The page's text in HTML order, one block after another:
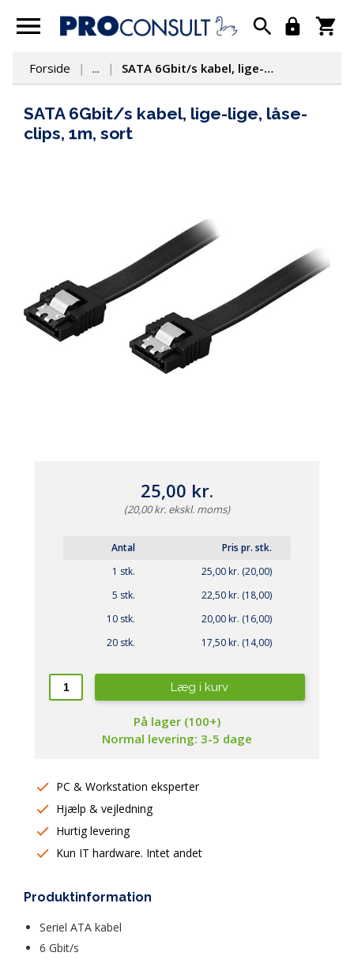
Forside ... SATA 6Gbit/s kabel, lige-lige, låse-clips, 1m, sort
SATA 6Gbit/s kabel, lige-lige, låse-
clips, 1m, sort
Produktinformation
Seriel ATA kabel
6 Gbit/s
25,00 kr.
(20,00 kr. ekskl. moms)
Antal
Pris pr. stk.
1 stk.
25,00 kr. (20,00)
5 stk.
22,50 kr. (18,00)
10 stk.
20,00 kr. (16,00)
20 stk.
17,50 kr. (14,00)
Læg i kurv
På lager (100+)
Normal levering: 3-5 dage
PC & Workstation eksperter
Hjælp & vejledning
Hurtig levering
Kun IT hardware. Intet andet